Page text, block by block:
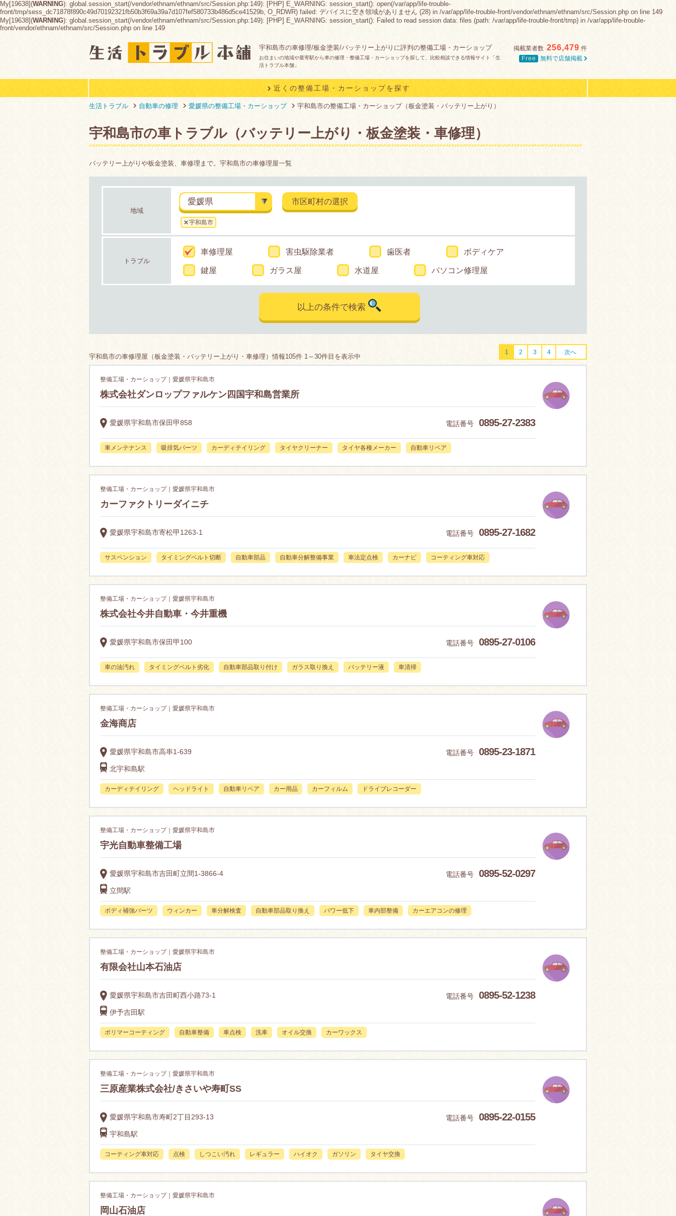
My[19638](WARNING): global.session_start(/vendor/ethnam/ethnam/src/Session.php:149): [PHP] E_WARNING: session_start(): open(/var/app/life-trouble-
front/tmp/sess_dc71878f890c49d70192321fb50b3f69a39a7d107fef580733b486d5ce41529b, O_RDWR) failed: デバイスに空き領域がありません (28) in /var/app/life-trouble-front/vendor/ethnam/ethnam/src/Session.php on line 149
My[19638](WARNING): global.session_start(/vendor/ethnam/ethnam/src/Session.php:149): [PHP] E_WARNING: session_start(): Failed to read session data: files (path: /var/app/life-trouble-front/tmp) in /var/app/life-trouble-
front/vendor/ethnam/ethnam/src/Session.php on line 149
宇和島市の車修理/板金塗装/バッテリー上がりに評判の整備工場・カーショップ
お住まいの地域や最寄駅から車の修理・整備工場・カーショップを探して、比較相談できる情報サイト「生
活トラブル本舗」
掲載業者数 256,479 件
Free
無料で店舗掲載
近くの整備工場・カーショップを探す
生活トラブル 自動車の修理 愛媛県の整備工場・カーショップ 宇和島市の整備工場・カーショップ（板金塗装・バッテリー上がり）
宇和島市の車トラブル（バッテリー上がり・板金塗装・車修理）
バッテリー上がりや板金塗装、車修理まで。宇和島市の車修理屋一覧
地域
愛媛県 市区町村の選択
宇和島市
トラブル
車修理屋 害虫駆除業者 歯医者 ボディケア
鍵屋 ガラス屋 水道屋 パソコン修理屋
以上の条件で検索
宇和島市の車修理屋（板金塗装・バッテリー上がり・車修理）情報105件 1～30件目を表示中
1 2 3 4 次へ
整備工場・カーショップ｜愛媛県宇和島市
株式会社ダンロップファルケン四国宇和島営業所
愛媛県宇和島市保田甲858 電話番号 0895-27-2383
車メンテナンス 吸排気パーツ カーディテイリング タイヤクリーナー タイヤ各種メーカー 自動車リペア
整備工場・カーショップ｜愛媛県宇和島市
カーファクトリーダイニチ
愛媛県宇和島市寄松甲1263-1 電話番号 0895-27-1682
サスペンション タイミングベルト切断 自動車部品 自動車分解整備事業 車法定点検 カーナビ コーティング車対応
整備工場・カーショップ｜愛媛県宇和島市
株式会社今井自動車・今井重機
愛媛県宇和島市保田甲100 電話番号 0895-27-0106
車の油汚れ タイミングベルト劣化 自動車部品取り付け ガラス取り換え バッテリー液 車清掃
整備工場・カーショップ｜愛媛県宇和島市
金海商店
愛媛県宇和島市高串1-639 電話番号 0895-23-1871
北宇和島駅
カーディテイリング ヘッドライト 自動車リペア カー用品 カーフィルム ドライブレコーダー
整備工場・カーショップ｜愛媛県宇和島市
宇光自動車整備工場
愛媛県宇和島市吉田町立間1-3866-4 電話番号 0895-52-0297
立間駅
ボディ補強パーツ ウィンカー 車分解検査 自動車部品取り換え パワー低下 車内部整備 カーエアコンの修理
整備工場・カーショップ｜愛媛県宇和島市
有限会社山本石油店
愛媛県宇和島市吉田町西小路73-1 電話番号 0895-52-1238
伊予吉田駅
ポリマーコーティング 自動車整備 車点検 洗車 オイル交換 カーワックス
整備工場・カーショップ｜愛媛県宇和島市
三原産業株式会社/きさいや寿町SS
愛媛県宇和島市寿町2丁目293-13 電話番号 0895-22-0155
宇和島駅
コーティング車対応 点検 しつこい汚れ レギュラー ハイオク ガソリン タイヤ交換
整備工場・カーショップ｜愛媛県宇和島市
岡山石油店